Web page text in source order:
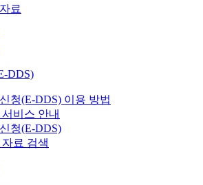
료
DDS)
청(E-DDS) 이용 방법
비스 안내
청(E-DDS)
료 검색